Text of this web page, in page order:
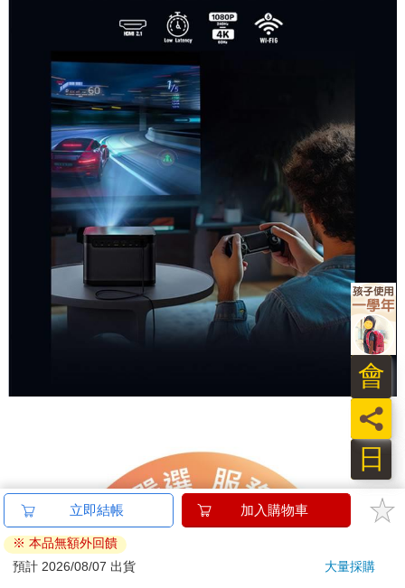
立即結帳 加入購物車
※ 本品無額外回饋
預計 2026/08/07 出貨
大量採購